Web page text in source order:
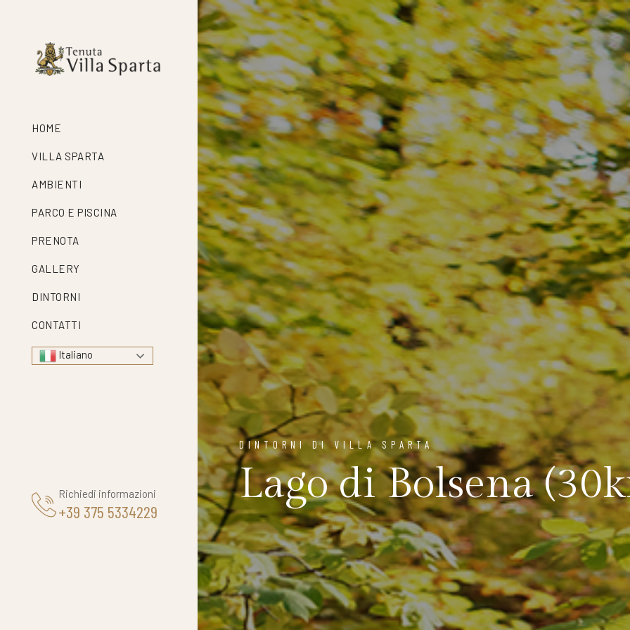
HOME
VILLA SPARTA
AMBIENTI
PARCO E PISCINA
PRENOTA
GALLERY
DINTORNI
CONTATTI
Italiano
Richiedi informazioni
+39 375 5334229
DINTORNI DI VILLA SPARTA
Lago di Bolsena